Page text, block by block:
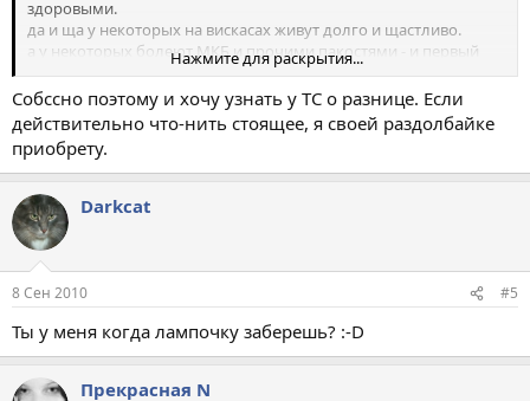
здоровыми.
да и ща у некоторых на вискасах живут долго и щастливо.
а у некоторых болеют МКБ и прочими пакостями - и первый
вопрос всегда "кормили кошку вискасом?!" - если ответ "да", то
радостно орут "вооооот, мы ж вам говорили, это от него". а
если оказвается, что кошь всю жизнь жрала премиум класс или
натуралку, которую ей специально составляли ветеринары,
говорят "была предрасположенность... наследственность..." итд
=)
Нажмите для раскрытия...
Собссно поэтому и хочу узнать у ТС о разнице. Если
действительно что-нить стоящее, я своей раздолбайке
приобрету.
Darkcat
8 Сен 2010 #5
Ты у меня когда лампочку заберешь? :-D
Прекрасная N